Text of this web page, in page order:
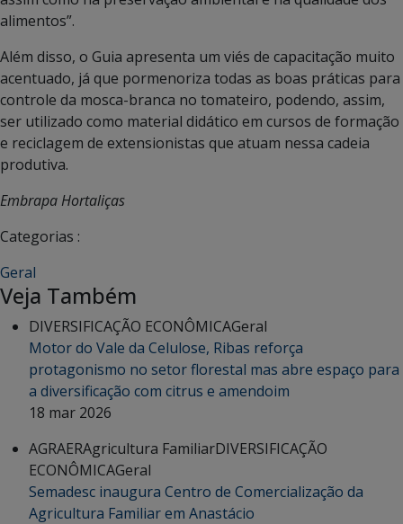
alimentos”.
Além disso, o Guia apresenta um viés de capacitação muito
acentuado, já que pormenoriza todas as boas práticas para
controle da mosca-branca no tomateiro, podendo, assim,
ser utilizado como material didático em cursos de formação
e reciclagem de extensionistas que atuam nessa cadeia
produtiva.
Embrapa Hortaliças
Categorias :
Geral
Veja Também
DIVERSIFICAÇÃO ECONÔMICAGeral
Motor do Vale da Celulose, Ribas reforça
protagonismo no setor florestal mas abre espaço para
a diversificação com citrus e amendoim
18 mar 2026
AGRAERAgricultura FamiliarDIVERSIFICAÇÃO
ECONÔMICAGeral
Semadesc inaugura Centro de Comercialização da
Agricultura Familiar em Anastácio